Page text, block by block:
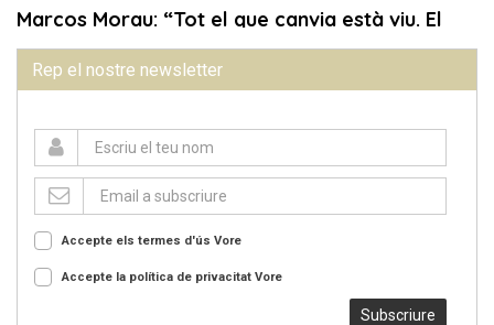
Rep el nostre newsletter
Accepte els termes d'ús Vore
Accepte la política de privacitat Vore
Subscriure